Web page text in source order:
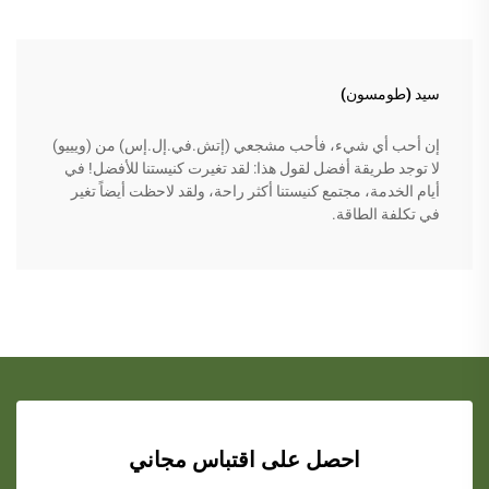
سيد (طومسون)
إن أحب أي شيء، فأحب مشجعي (إتش.في.إل.إس) من (ويييو)
لا توجد طريقة أفضل لقول هذا: لقد تغيرت كنيستنا للأفضل! في
أيام الخدمة، مجتمع كنيستنا أكثر راحة، ولقد لاحظت أيضاً تغير
في تكلفة الطاقة.
احصل على اقتباس مجاني